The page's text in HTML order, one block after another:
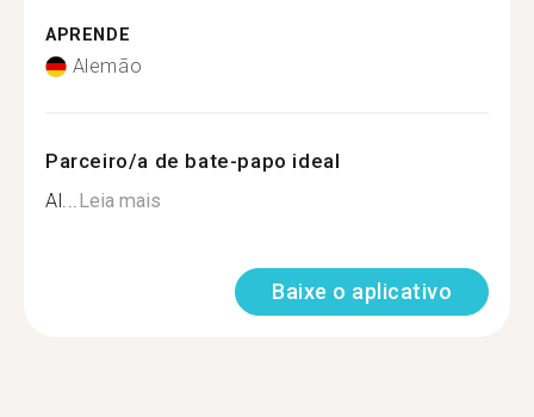
APRENDE
Alemão
Parceiro/a de bate-papo ideal
Al...Leia mais
Baixe o aplicativo